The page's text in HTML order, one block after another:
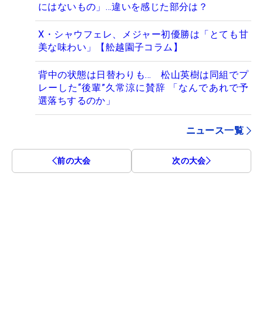
にはないもの」…違いを感じた部分は？
X・シャウフェレ、メジャー初優勝は「とても甘
美な味わい」【舩越園子コラム】
背中の状態は日替わりも… 松山英樹は同組でプ
レーした“後輩”久常涼に賛辞 「なんであれで予
選落ちするのか」
ニュース一覧
前の大会 次の大会